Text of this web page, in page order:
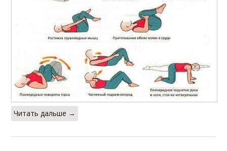
Читать дальше →